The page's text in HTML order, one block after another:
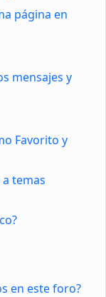
página en
mensajes y
Favorito y
temas
en este foro?